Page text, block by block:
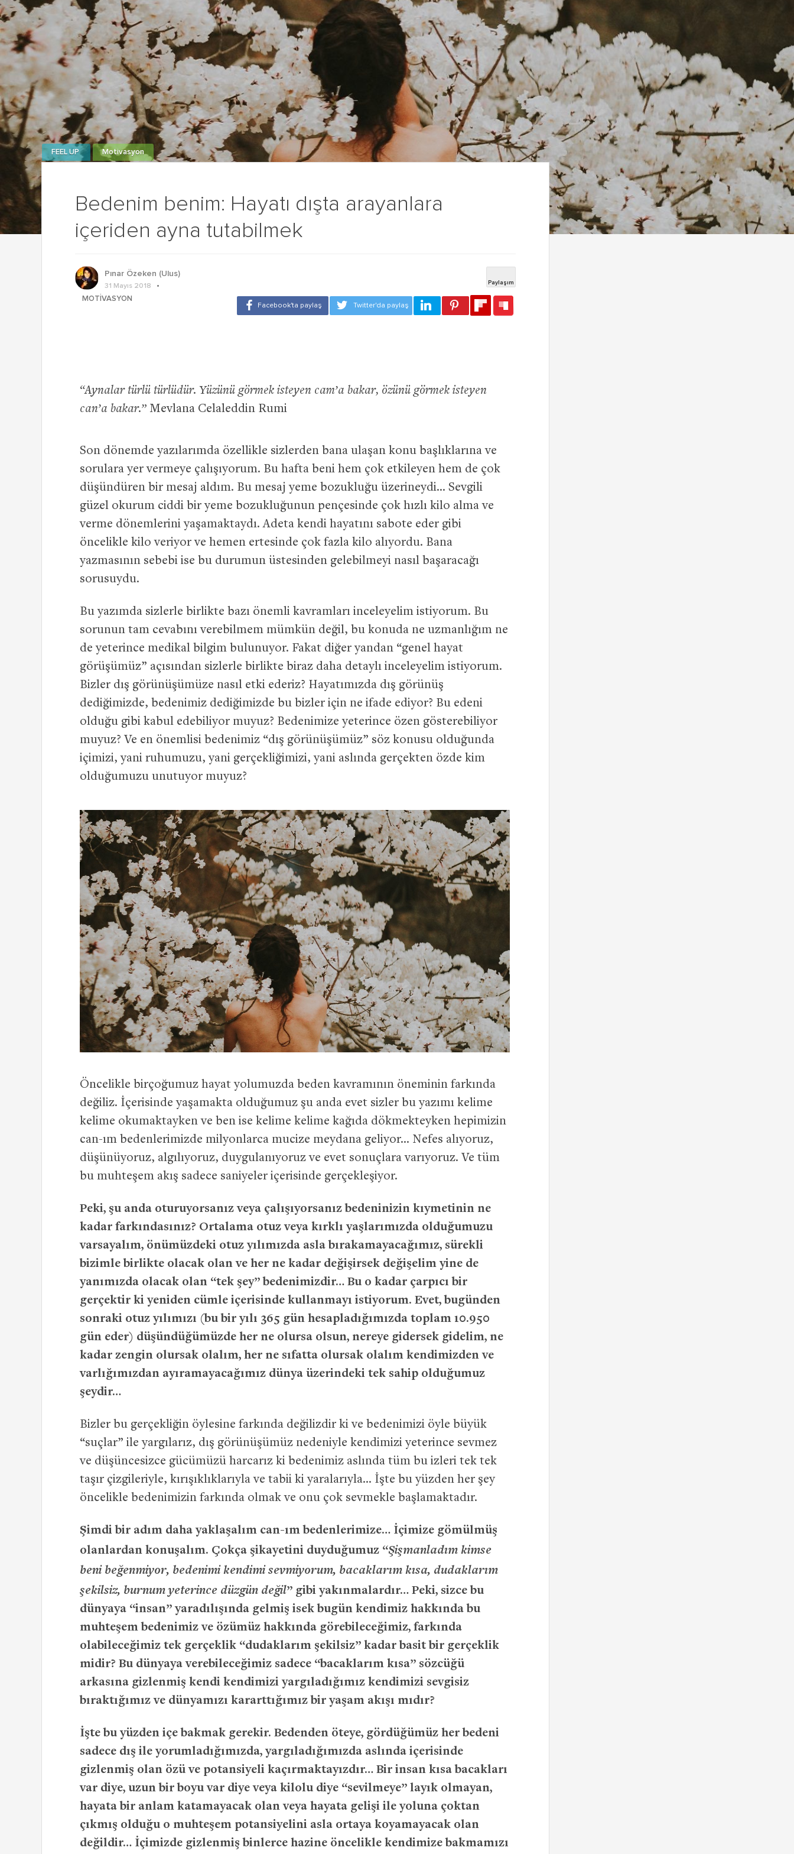
Bedenim benim: Hayatı dışta arayanlara
içeriden ayna tutabilmek
FEEL UP Motivasyon
Pınar Özeken (Ulus)
31 Mayıs 2018
MOTIVASYON
“Aynalar türlü türlüdür. Yüzünü görmek isteyen cam’a bakar, özünü görmek isteyen
can’a bakar.” Mevlana Celaleddin Rumi
Son dönemde yazılarımda özellikle sizlerden bana ulaşan konu başlıklarına ve
sorulara yer vermeye çalışıyorum. Bu hafta beni hem çok etkileyen hem de çok
düşündüren bir mesaj aldım. Bu mesaj yeme bozukluğu üzerineydi… Sevgili
güzel okurum ciddi bir yeme bozukluğunun pençesinde çok hızlı kilo alma ve
verme dönemlerini yaşamaktaydı. Adeta kendi hayatını sabote eder gibi
öncelikle kilo veriyor ve hemen ertesinde çok fazla kilo alıyordu. Bana
yazmasının sebebi ise bu durumun üstesinden gelebilmeyi nasıl başaracağı
sorusuydu.
Bu yazımda sizlerle birlikte bazı önemli kavramları inceleyelim istiyorum. Bu
sorunun tam cevabını verebilmem mümkün değil, bu konuda ne uzmanlığım ne
de yeterince medikal bilgim bulunuyor. Fakat diğer yandan “genel hayat
görüşümüz” açısından sizlerle birlikte biraz daha detaylı inceleyelim istiyorum.
Bizler dış görünüşümüze nasıl etki ederiz? Hayatımızda dış görünüş
dediğimizde, bedenimiz dediğimizde bu bizler için ne ifade ediyor? Bu edeni
olduğu gibi kabul edebiliyor muyuz? Bedenimize yeterince özen gösterebiliyor
muyuz? Ve en önemlisi bedenimiz “dış görünüşümüz” söz konusu olduğunda
içimizi, yani ruhumuzu, yani gerçekliğimizi, yani aslında gerçekten özde kim
olduğumuzu unutuyor muyuz?
Öncelikle birçoğumuz hayat yolumuzda beden kavramının öneminin farkında
değiliz. İçerisinde yaşamakta olduğumuz şu anda evet sizler bu yazımı kelime
kelime okumaktayken ve ben ise kelime kelime kağıda dökmekteyken hepimizin
can-ım bedenlerimizde milyonlarca mucize meydana geliyor… Nefes alıyoruz,
düşünüyoruz, algılıyoruz, duygulanıyoruz ve evet sonuçlara varıyoruz. Ve tüm
bu muhteşem akış sadece saniyeler içerisinde gerçekleşiyor.
Peki, şu anda oturuyorsanız veya çalışıyorsanız bedeninizin kıymetinin ne
kadar farkındasınız? Ortalama otuz veya kırklı yaşlarımızda olduğumuzu
varsayalım, önümüzdeki otuz yılımızda asla bırakamayacağımız, sürekli
bizimle birlikte olacak olan ve her ne kadar değişirsek değişelim yine de
yanımızda olacak olan “tek şey” bedenimizdir… Bu o kadar çarpıcı bir
gerçektir ki yeniden cümle içerisinde kullanmayı istiyorum. Evet, bugünden
sonraki otuz yılımızı (bu bir yılı 365 gün hesapladığımızda toplam 10.950
gün eder) düşündüğümüzde her ne olursa olsun, nereye gidersek gidelim, ne
kadar zengin olursak olalım, her ne sıfatta olursak olalım kendimizden ve
varlığımızdan ayıramayacağımız dünya üzerindeki tek sahip olduğumuz
şeydir…
Bizler bu gerçekliğin öylesine farkında değilizdir ki ve bedenimizi öyle büyük
“suçlar” ile yargılarız, dış görünüşümüz nedeniyle kendimizi yeterince sevmez
ve düşüncesizce gücümüzü harcarız ki bedenimiz aslında tüm bu izleri tek tek
taşır çizgileriyle, kırışıklıklarıyla ve tabii ki yaralarıyla… İşte bu yüzden her şey
öncelikle bedenimizin farkında olmak ve onu çok sevmekle başlamaktadır.
Şimdi bir adım daha yaklaşalım can-ım bedenlerimize… İçimize gömülmüş
olanlardan konuşalım. Çokça şikayetini duyduğumuz “Şişmanladım kimse
beni beğenmiyor, bedenimi kendimi sevmiyorum, bacaklarım kısa, dudaklarım
şekilsiz, burnum yeterince düzgün değil” gibi yakınmalardır… Peki, sizce bu
dünyaya “insan” yaradılışında gelmiş isek bugün kendimiz hakkında bu
muhteşem bedenimiz ve özümüz hakkında görebileceğimiz, farkında
olabileceğimiz tek gerçeklik “dudaklarım şekilsiz” kadar basit bir gerçeklik
midir? Bu dünyaya verebileceğimiz sadece “bacaklarım kısa” sözcüğü
arkasına gizlenmiş kendi kendimizi yargıladığımız kendimizi sevgisiz
bıraktığımız ve dünyamızı kararttığımız bir yaşam akışı mıdır?
İşte bu yüzden içe bakmak gerekir. Bedenden öteye, gördüğümüz her bedeni
sadece dış ile yorumladığımızda, yargıladığımızda aslında içerisinde
gizlenmiş olan özü ve potansiyeli kaçırmaktayızdır… Bir insan kısa bacakları
var diye, uzun bir boyu var diye veya kilolu diye “sevilmeye” layık olmayan,
hayata bir anlam katamayacak olan veya hayata gelişi ile yoluna çoktan
çıkmış olduğu o muhteşem potansiyelini asla ortaya koyamayacak olan
değildir… İçimizde gizlenmiş binlerce hazine öncelikle kendimize bakmamızı